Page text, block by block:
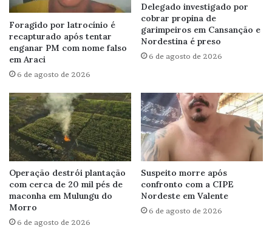
Foragido por latrocínio é
recapturado após tentar
enganar PM com nome falso
em Araci
6 de agosto de 2026
Delegado investigado por
cobrar propina de
garimpeiros em Cansanção e
Nordestina é preso
6 de agosto de 2026
Operação destrói plantação
com cerca de 20 mil pés de
maconha em Mulungu do
Morro
6 de agosto de 2026
Suspeito morre após
confronto com a CIPE
Nordeste em Valente
6 de agosto de 2026